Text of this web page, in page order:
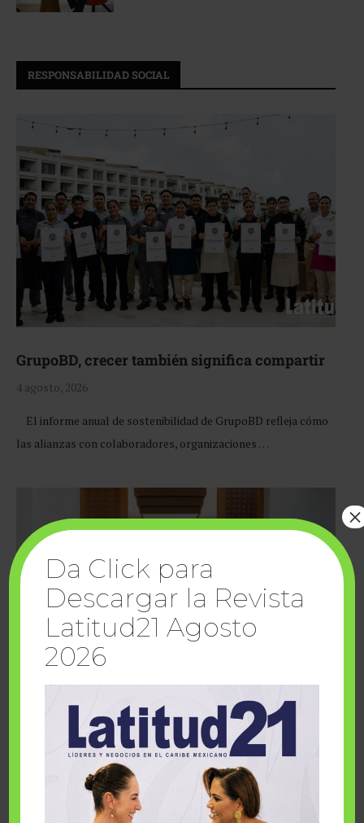
RESPONSABILIDAD SOCIAL
GrupoBD, crecer también significa compartir
4 agosto, 2026
El informe anual de sostenibilidad de GrupoBD refleja cómo
las alianzas con colaboradores, organizaciones …
Cuando la solidaridad inspira; cumplen
sueños Fairmont Mayakoba y Make-A-Wish
Da Click para
Descargar la Revista
Latitud21 Agosto
2026
×